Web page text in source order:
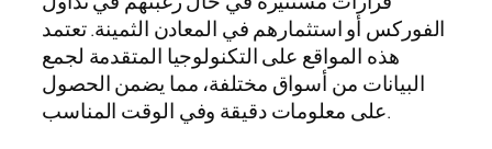
الفوركس أو استثمارهم في المعادن الثمينة. تعتمد
هذه المواقع على التكنولوجيا المتقدمة لجمع
البيانات من أسواق مختلفة، مما يضمن الحصول
على معلومات دقيقة وفي الوقت المناسب.